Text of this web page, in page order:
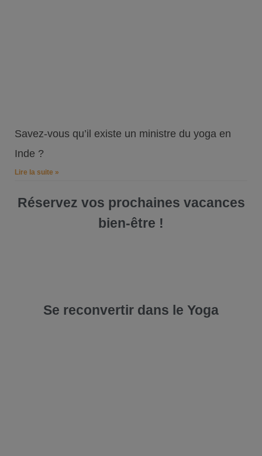
Savez-vous qu’il existe un ministre du yoga en
Inde ?
Lire la suite »
Réservez vos prochaines vacances
bien-être !
Se reconvertir dans le Yoga